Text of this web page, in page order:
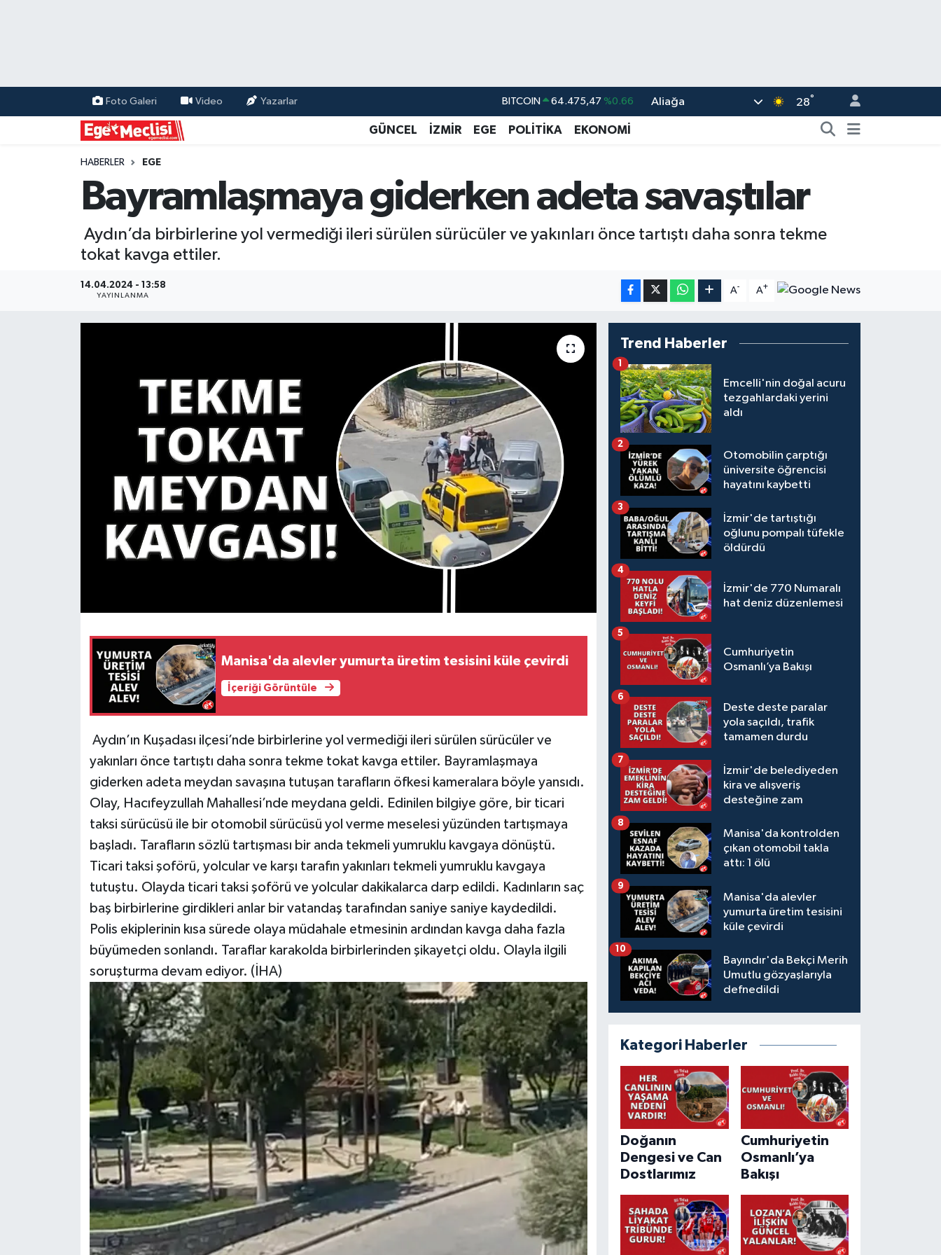
Foto Galeri Video Yazarlar DOLAR 47,5971 %0.05
EURO 55,1336 %0.18
BİST100 13.703 %0
64.475,47 %0.66
Aliağa 28°
GÜNCEL İZMİR EGE POLİTİKA EKONOMİ
HABERLER EGE
Bayramlaşmaya giderken adeta savaştılar
Aydın’da birbirlerine yol vermediği ileri sürülen sürücüler ve yakınları önce tartıştı daha sonra tekme
tokat kavga ettiler.
14.04.2024 - 13:58
YAYINLANMA
A- A+
Manisa'da alevler yumurta üretim tesisini küle çevirdi
İçeriği Görüntüle
Aydın’ın Kuşadası ilçesi’nde birbirlerine yol vermediği ileri sürülen sürücüler ve
yakınları önce tartıştı daha sonra tekme tokat kavga ettiler. Bayramlaşmaya
giderken adeta meydan savaşına tutuşan tarafların öfkesi kameralara böyle yansıdı.
Olay, Hacıfeyzullah Mahallesi’nde meydana geldi. Edinilen bilgiye göre, bir ticari
taksi sürücüsü ile bir otomobil sürücüsü yol verme meselesi yüzünden tartışmaya
başladı. Tarafların sözlü tartışması bir anda tekmeli yumruklu kavgaya dönüştü.
Ticari taksi şoförü, yolcular ve karşı tarafın yakınları tekmeli yumruklu kavgaya
tutuştu. Olayda ticari taksi şoförü ve yolcular dakikalarca darp edildi. Kadınların saç
baş birbirlerine girdikleri anlar bir vatandaş tarafından saniye saniye kaydedildi.
Polis ekiplerinin kısa sürede olaya müdahale etmesinin ardından kavga daha fazla
büyümeden sonlandı. Taraflar karakolda birbirlerinden şikayetçi oldu. Olayla ilgili
soruşturma devam ediyor. (İHA)
Trend Haberler
Emcelli'nin doğal acuru
tezgahlardaki yerini
aldı
1
Otomobilin çarptığı
üniversite öğrencisi
hayatını kaybetti
2
İzmir'de tartıştığı
oğlunu pompalı tüfekle
öldürdü
3
İzmir'de 770 Numaralı
hat deniz düzenlemesi
4
Cumhuriyetin
Osmanlı’ya Bakışı
5
Deste deste paralar
yola saçıldı, trafik
tamamen durdu
6
İzmir'de belediyeden
kira ve alışveriş
desteğine zam
7
Manisa'da kontrolden
çıkan otomobil takla
attı: 1 ölü
8
Manisa'da alevler
yumurta üretim tesisini
küle çevirdi
9
Bayındır'da Bekçi Merih
Umutlu gözyaşlarıyla
defnedildi
10
Kategori Haberler
Doğanın
Dengesi ve Can
Dostlarımız
Cumhuriyetin
Osmanlı’ya
Bakışı
EKONOMİ
GÜNCEL
ÖZEL HABER
POLİTİKA